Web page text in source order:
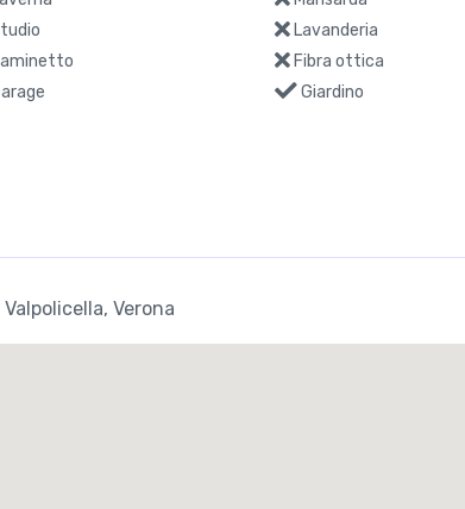
Lavanderia
Fibra ottica
Giardino
Verona